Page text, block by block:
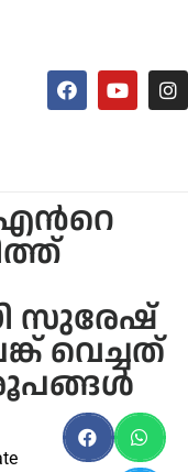
എന്‍റെ
സുരേഷ്
വെച്ചത്
രൂപങ്ങൾ